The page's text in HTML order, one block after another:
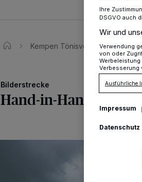
Kempen Tönisvorst
Bilderstrecke
Hand-in-Hand-Cup
Ihre
DSGVO auch
Wir und
Verwendung
von oder
Verbesserung
Ausführliche
Impressum
Datenschutz